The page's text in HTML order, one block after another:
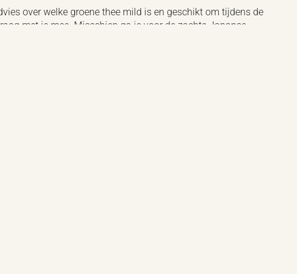
over welke groene thee mild is en geschikt om tijdens de
met je mee. Misschien ga je voor de zachte Japanse